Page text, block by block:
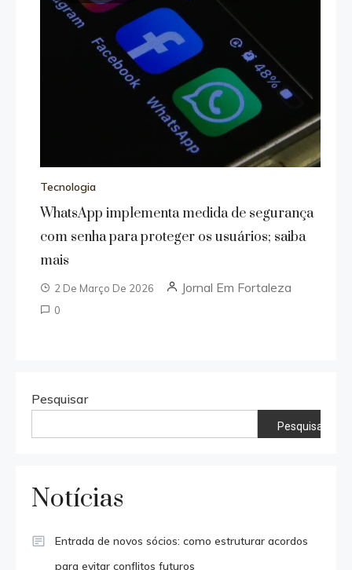
Tecnologia
WhatsApp implementa medida de segurança
com senha para proteger os usuários; saiba
mais
2 De Março De 2026 Jornal Em Fortaleza
0
Pesquisar
Pesquisar
Notícias
Entrada de novos sócios: como estruturar acordos
para evitar conflitos futuros